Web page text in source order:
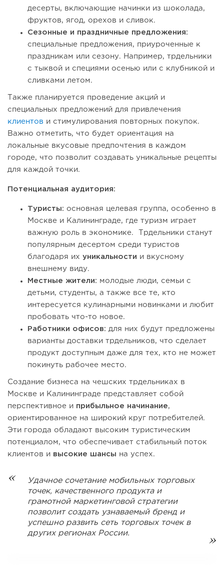
десерты, включающие начинки из шоколада,
фруктов, ягод, орехов и сливок.
Сезонные и праздничные предложения:
специальные предложения, приуроченные к
праздникам или сезону. Например, трдельники
с тыквой и специями осенью или с клубникой и
сливками летом.
Также планируется проведение акций и
специальных предложений для привлечения
клиентов и стимулирования повторных покупок.
Важно отметить, что будет ориентация на
локальные вкусовые предпочтения в каждом
городе, что позволит создавать уникальные рецепты
для каждой точки.
Потенциальная аудитория:
Туристы: основная целевая группа, особенно в
Москве и Калининграде, где туризм играет
важную роль в экономике. Трдельники станут
популярным десертом среди туристов
благодаря их уникальности и вкусному
внешнему виду.
Местные жители: молодые люди, семьи с
детьми, студенты, а также все те, кто
интересуется кулинарными новинками и любит
пробовать что-то новое.
Работники офисов: для них будут предложены
варианты доставки трдельников, что сделает
продукт доступным даже для тех, кто не может
покинуть рабочее место.
Создание бизнеса на чешских трдельниках в
Москве и Калининграде представляет собой
перспективное и прибыльное начинание,
ориентированное на широкий круг потребителей.
Эти города обладают высоким туристическим
потенциалом, что обеспечивает стабильный поток
клиентов и высокие шансы на успех.
Удачное сочетание мобильных торговых
точек, качественного продукта и
грамотной маркетинговой стратегии
позволит создать узнаваемый бренд и
успешно развить сеть торговых точек в
других регионах России.